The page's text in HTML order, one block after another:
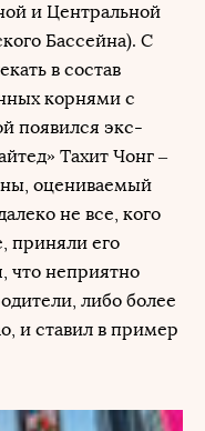
и Центральной
Бассейна). С
в состав
корнями с
появился экс-
Тахит Чонг –
оцениваемый
не все, кого
приняли его
что неприятно
либо более
и ставил в пример